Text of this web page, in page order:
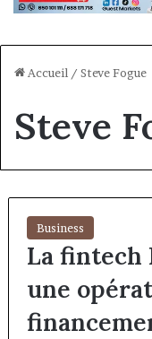
Accueil / Steve Fogue
Steve
Business
La fintech
une